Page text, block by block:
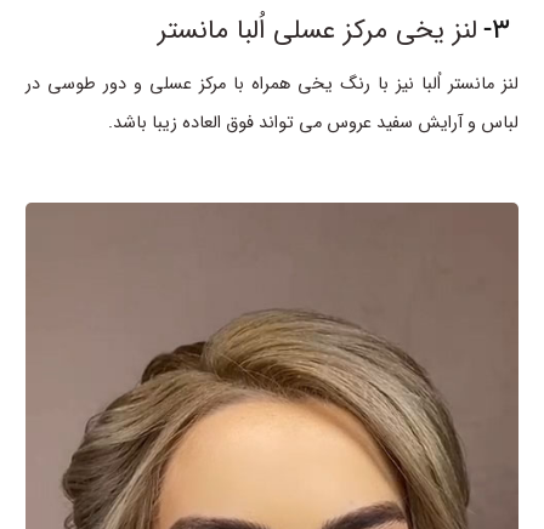
3- لنز یخی مرکز عسلی اُلبا مانستر
لنز مانستر اُلبا نیز با رنگ یخی همراه با مرکز عسلی و دور طوسی در
لباس و آرایش سفید عروس می تواند فوق العاده زیبا باشد.